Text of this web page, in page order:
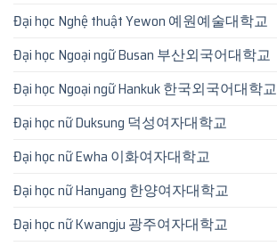
Đại học Nghệ thuật Yewon 예원예술대학교
Đại học Ngoại ngữ Busan 부산외국어대학교
Đại học Ngoại ngữ Hankuk 한국외국어대학교
Đại học nữ Duksung 덕성여자대학교
Đại học nữ Ewha 이화여자대학교
Đại học nữ Hanyang 한양여자대학교
Đại học nữ Kwangju 광주여자대학교